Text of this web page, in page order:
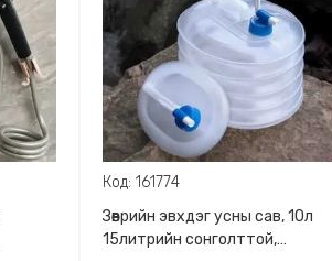
Код: 161774
Зөөврийн эвхдэг усны сав, 10л
15литрийн сонголттой,